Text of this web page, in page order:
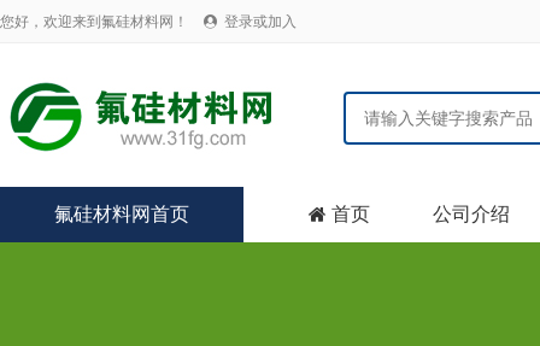
您好，欢迎来到氟硅材料网！  登录或加入
氟硅材料网首页  首页 公司介绍